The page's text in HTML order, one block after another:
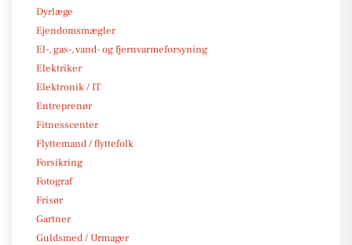
Dyrlæge
Ejendomsmægler
El-, gas-, vand- og fjernvarmeforsyning
Elektriker
Elektronik / IT
Entreprenør
Fitnesscenter
Flyttemand / flyttefolk
Forsikring
Fotograf
Frisør
Gartner
Guldsmed / Urmager